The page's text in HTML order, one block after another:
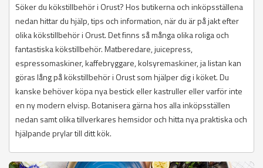
Söker du kökstillbehör i Orust? Hos butikerna och inköpsställena
nedan hittar du hjälp, tips och information, när du är på jakt efter
olika kökstillbehör i Orust. Det finns så många olika roliga och
fantastiska kökstillbehör. Matberedare, juicepress,
espressomaskiner, kaffebryggare, kolsyremaskiner, ja listan kan
göras lång på kökstillbehör i Orust som hjälper dig i köket. Du
kanske behöver köpa nya bestick eller kastruller eller varför inte
en ny modern elvisp. Botanisera gärna hos alla inköpsställen
nedan samt olika tillverkares hemsidor och hitta nya praktiska och
hjälpande prylar till ditt kök.